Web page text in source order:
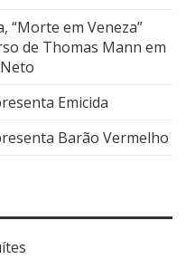
“Morte em Veneza”
de Thomas Mann em
Emicida
Barão Vermelho